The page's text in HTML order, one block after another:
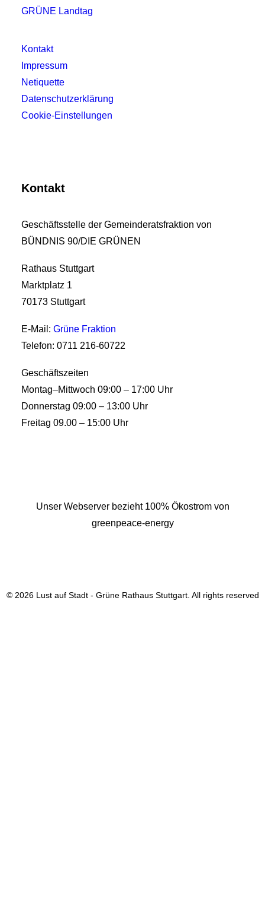
GRÜNE Landtag
Kontakt
Impressum
Netiquette
Datenschutzerklärung
Cookie-Einstellungen
Kontakt
Geschäftsstelle der Gemeinderatsfraktion von
BÜNDNIS 90/DIE GRÜNEN
Rathaus Stuttgart
Marktplatz 1
70173 Stuttgart
E-Mail: Grüne Fraktion
Telefon: 0711 216-60722
Geschäftszeiten
Montag–Mittwoch 09:00 – 17:00 Uhr
Donnerstag 09:00 – 13:00 Uhr
Freitag 09.00 – 15:00 Uhr
Unser Webserver bezieht 100% Ökostrom von
greenpeace-energy
© 2026 Lust auf Stadt - Grüne Rathaus Stuttgart. All rights reserved